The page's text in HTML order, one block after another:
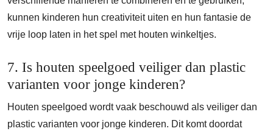
kunnen kinderen hun creativiteit uiten en hun fantasie de
vrije loop laten in het spel met houten winkeltjes.
7. Is houten speelgoed veiliger dan plastic
varianten voor jonge kinderen?
Houten speelgoed wordt vaak beschouwd als veiliger dan
plastic varianten voor jonge kinderen. Dit komt doordat